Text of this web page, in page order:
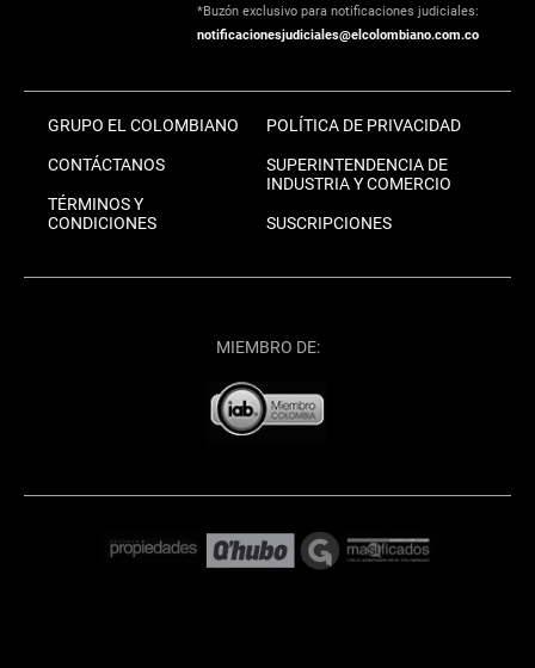
*Buzón exclusivo para notificaciones judiciales:
notificacionesjudiciales@elcolombiano.com.co
GRUPO EL COLOMBIANO
CONTÁCTANOS
TÉRMINOS Y
CONDICIONES
POLÍTICA DE PRIVACIDAD
SUPERINTENDENCIA DE
INDUSTRIA Y COMERCIO
SUSCRIPCIONES
MIEMBRO DE: